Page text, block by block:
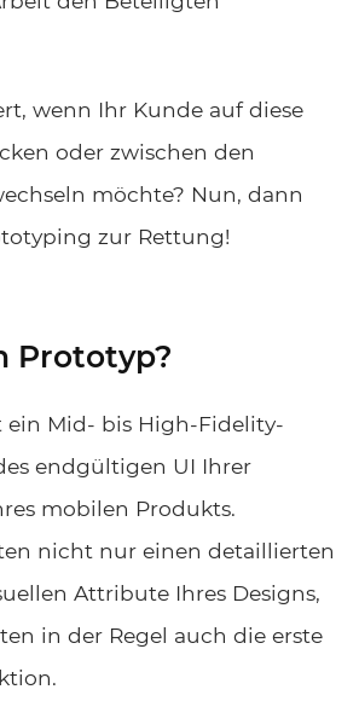
wenn Ihr Kunde auf diese
oder zwischen den
möchte? Nun, dann
zur Rettung!
Prototyp?
ein Mid- bis High-Fidelity-
endgültigen UI Ihrer
mobilen Produkts.
nicht nur einen detaillierten
Attribute Ihres Designs,
in der Regel auch die erste